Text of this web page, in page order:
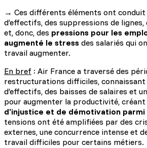
→ Ces différents éléments ont conduit
d’effectifs, des suppressions de lignes,
et, donc, des pressions pour les
augmenté le stress des salariés qui
travail augmenter.
En bref : Air France a traversé des
restructurations difficiles, connaissant
d’effectifs, des baisses de salaires et
pour augmenter la productivité, créant
d’injustice et de démotivation
tensions ont été amplifiées par des
externes, une concurrence intense et
travail difficiles pour certains métiers.